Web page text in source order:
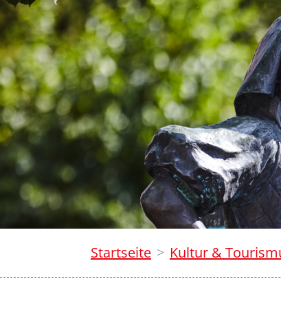
Startseite Kultur &